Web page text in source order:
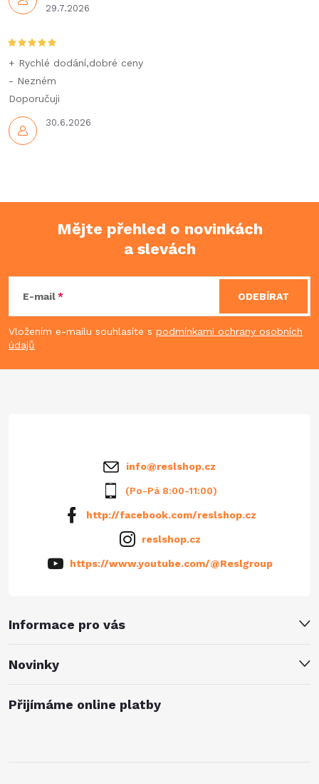
29.7.2026
30.6.2026
+ Rychlé dodání,dobré ceny
- Nezném
Doporučuji
p
a
Mějte přehled o novinkách
a slevách
E-mail
Vložením e-mailu souhlasíte s podmínkami ochrany osobních
údajů
ODEBÍRAT
Informace pro vás
Novinky
info@reslshop.cz
(Po-Pá 8:00-11:00)
http://facebook.com/reslshop.cz
reslshop.cz
https://www.youtube.com/@Reslgroup
Přijímáme online platby